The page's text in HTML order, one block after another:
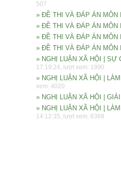
507
» ĐỀ THI VÀ ĐÁP ÁN MÔN
» ĐỀ THI VÀ ĐÁP ÁN MÔN
» ĐỀ THI VÀ ĐÁP ÁN MÔN
» ĐỀ THI VÀ ĐÁP ÁN MÔN
» NGHỊ LUẬN XÃ HỘI | SỰ
17:19:24, lượt xem: 1990
» NGHỊ LUẬN XÃ HỘI |
xem: 4020
» NGHỊ LUẬN XÃ HỘI |
» NGHỊ LUẬN XÃ HỘI |
14:12:35, lượt xem: 6368